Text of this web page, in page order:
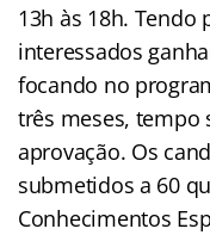
13h às 18h. Tendo
interessados
focando no
três meses, tempo
aprovação. Os
submetidos a 60
Conhecimentos